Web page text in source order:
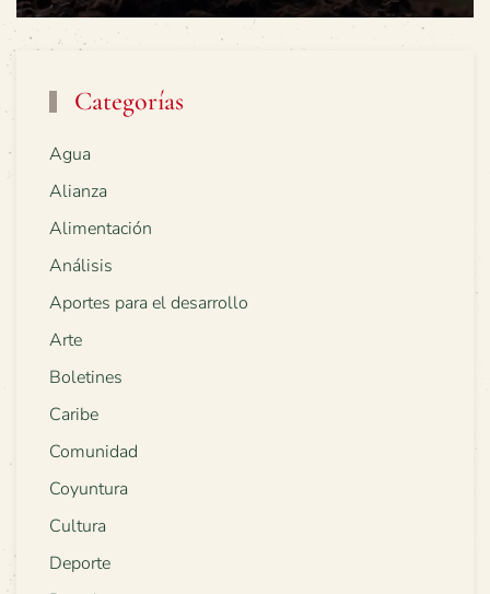
Categorías
Agua
Alianza
Alimentación
Análisis
Aportes para el desarrollo
Arte
Boletines
Caribe
Comunidad
Coyuntura
Cultura
Deporte